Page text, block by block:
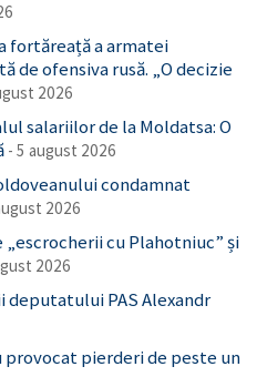
fortăreață a armatei
de ofensiva rusă. „O decizie
2026
salariilor de la Moldatsa: O
5 august 2026
condamnat
2026
cu Plahotniuc” și
2026
PAS Alexandr
provocat pierderi de peste un